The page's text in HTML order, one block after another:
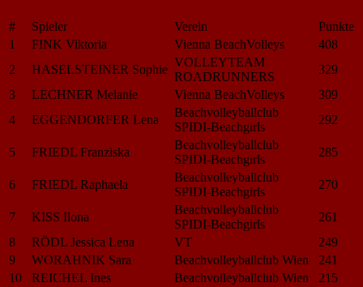
# Spieler Verein
Punkte
1
FINK Viktoria Vienna BeachVolleys
408
2
HASELSTEINER Sophie
VOLLEYTEAM
ROADRUNNERS
329
3
LECHNER Melanie Vienna BeachVolleys
309
4
EGGENDORFER Lena
Beachvolleyballclub
SPIDI-Beachgirls
292
5 FRIEDL Franziska
Beachvolleyballclub
SPIDI-Beachgirls
285
6 FRIEDL Raphaela
Beachvolleyballclub
SPIDI-Beachgirls
270
7 KISS Ilona
Beachvolleyballclub
SPIDI-Beachgirls
261
8
RÖDL Jessica Lena VT
249
9
WORAHNIK Sara Beachvolleyballclub Wien
241
10
REICHEL Ines Beachvolleyballclub Wien
215